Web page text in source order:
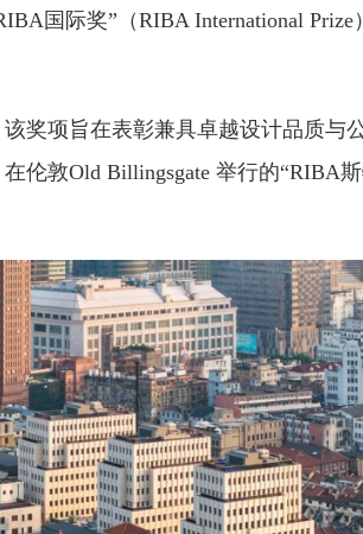
国际奖”（RIBA International Prize
奖项旨在表彰兼具卓越设计品质与
伦敦Old Billingsgate 举行的“RIBA